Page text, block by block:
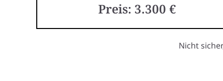
Preis: 3.300 €
Nicht